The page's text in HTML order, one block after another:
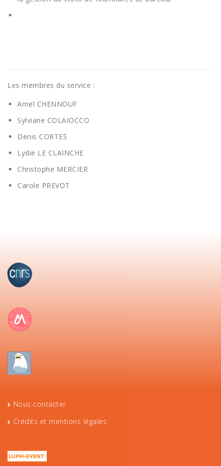
Les membres du service :
Amel CHENNOUF
Sylviane COLAIOCCO
Denis CORTES
Lydie LE CLAINCHE
Christophe MERCIER
Carole PREVOT
Nous contacter
Crédits et mentions légales